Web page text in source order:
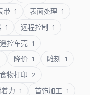
带 1 表面处理 1
1 远程控制 1
遥控车壳 1
降价 1 雕刻 1
食物打印 2
力 1 首饰加工 1